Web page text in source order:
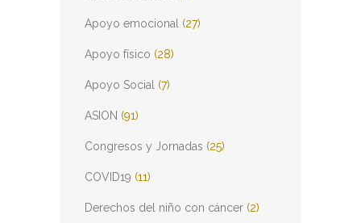
Apoyo emocional (27)
Apoyo físico (28)
Apoyo Social (7)
ASION (91)
Congresos y Jornadas (25)
COVID19 (11)
Derechos del niño con cáncer (2)